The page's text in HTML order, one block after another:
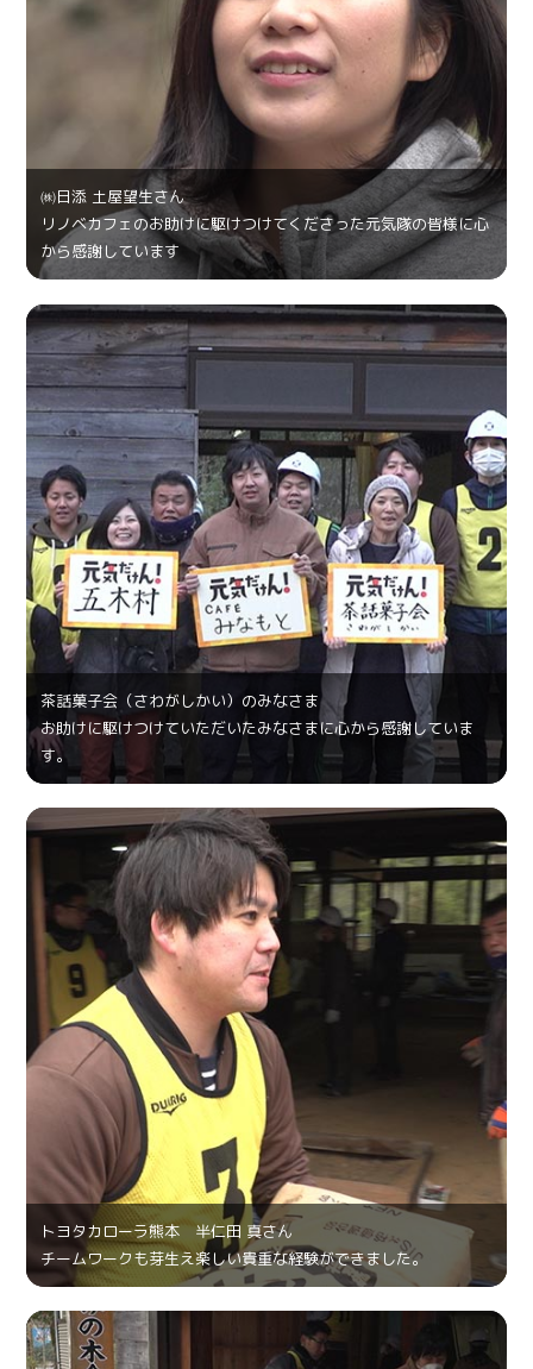
㈱日添 土屋望生さん
リノベカフェのお助けに駆けつけてくださった元気隊の皆様に心
から感謝しています
茶話菓⼦会（さわがしかい）のみなさま
お助けに駆けつけていただいたみなさまに心から感謝していま
す。
トヨタカローラ熊本 半仁田 真さん
チームワークも芽生え楽しい貴重な経験ができました。